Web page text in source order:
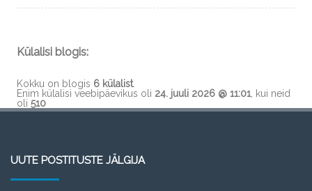
Külalisi blogis:
Kokku on blogis 6 külalist.
Enim külalisi veebipäevikus oli 24. juuli 2026 @ 11:01 , kui neid
oli 510
UUTE POSTITUSTE JÄLGIJA